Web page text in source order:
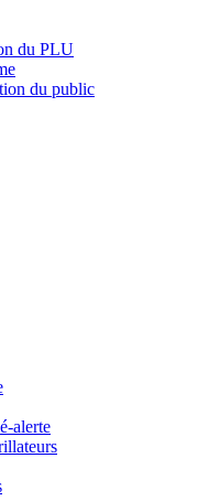
du PLU
du public
alerte